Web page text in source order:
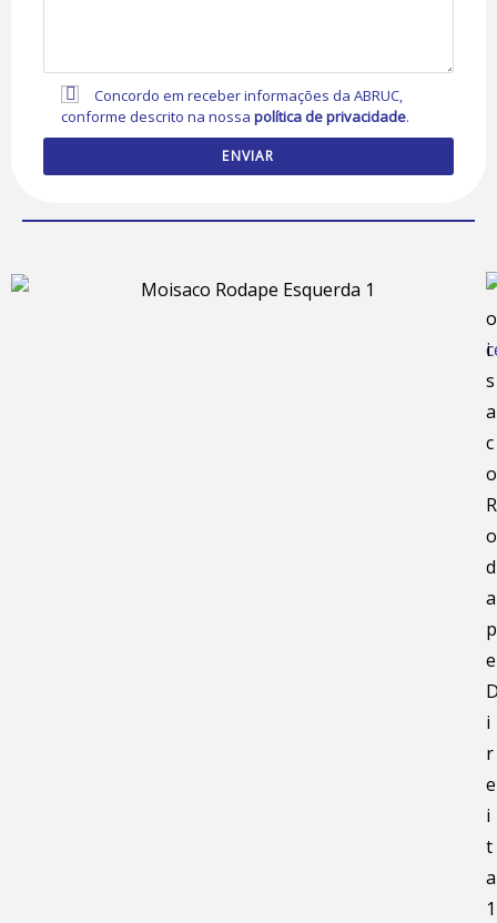
Concordo em receber informações da ABRUC,
conforme descrito na nossapolítica de privacidade.